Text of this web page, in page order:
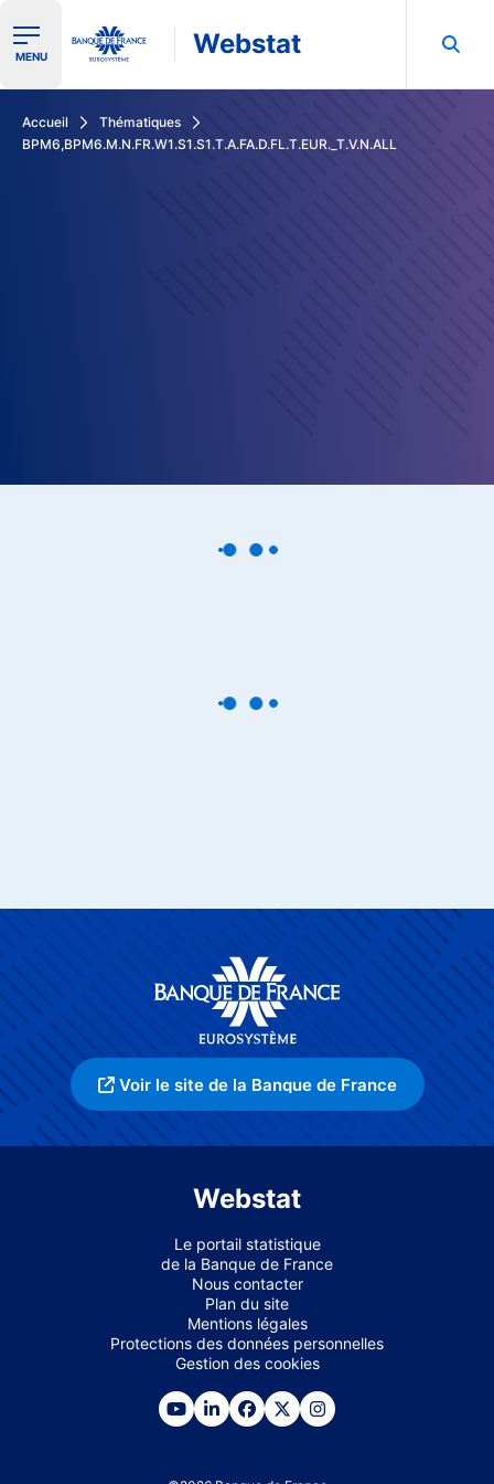
Ouvrir le menu de navigation
MENU Webstat
Accueil
Thématiques
BPM6,BPM6.M.N.FR.W1.S1.S1.T.A.FA.D.FL.T.EUR._T.V.N.ALL
Voir le site de la Banque de France
Webstat
Le portail statistique
de la Banque de France
Nous contacter
Plan du site
Mentions légales
Protections des données personnelles
Gestion des cookies